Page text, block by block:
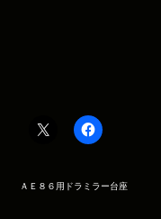
投
ＡＥ８６用ドラミラー台座